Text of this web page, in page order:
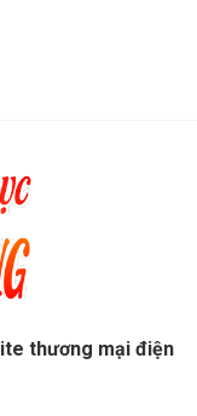
thương mại điện